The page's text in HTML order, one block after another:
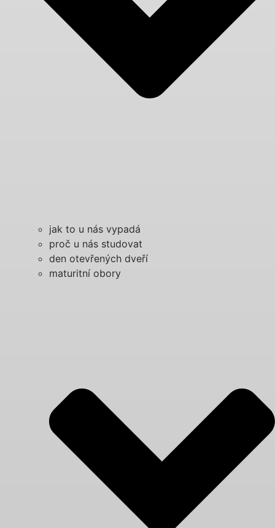
jak to u nás vypadá
proč u nás studovat
den otevřených dveří
maturitní obory